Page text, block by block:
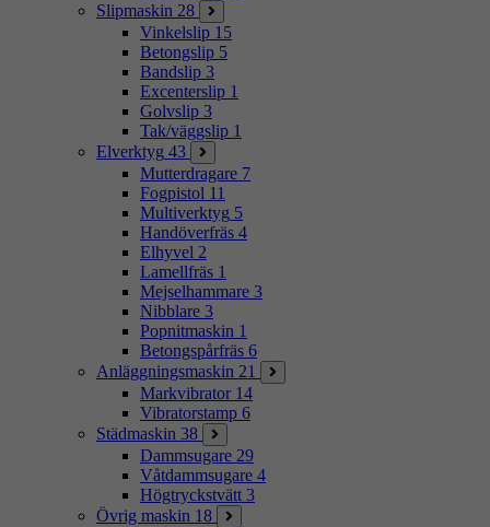
Slipmaskin 28
Vinkelslip 15
Betongslip 5
Bandslip 3
Excenterslip 1
Golvslip 3
Tak/väggslip 1
Elverktyg 43
Mutterdragare 7
Fogpistol 11
Multiverktyg 5
Handöverfräs 4
Elhyvel 2
Lamellfräs 1
Mejselhammare 3
Nibblare 3
Popnitmaskin 1
Betongspårfräs 6
Anläggningsmaskin 21
Markvibrator 14
Vibratorstamp 6
Städmaskin 38
Dammsugare 29
Våtdammsugare 4
Högtryckstvätt 3
Övrig maskin 18